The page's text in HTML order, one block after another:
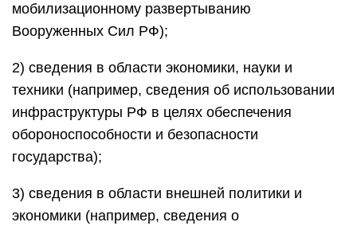
мобилизационному развертыванию
Вооруженных Сил РФ);
2) сведения в области экономики, науки и
техники (например, сведения об использовании
инфраструктуры РФ в целях обеспечения
обороноспособности и безопасности
государства);
3) сведения в области внешней политики и
экономики (например, сведения о